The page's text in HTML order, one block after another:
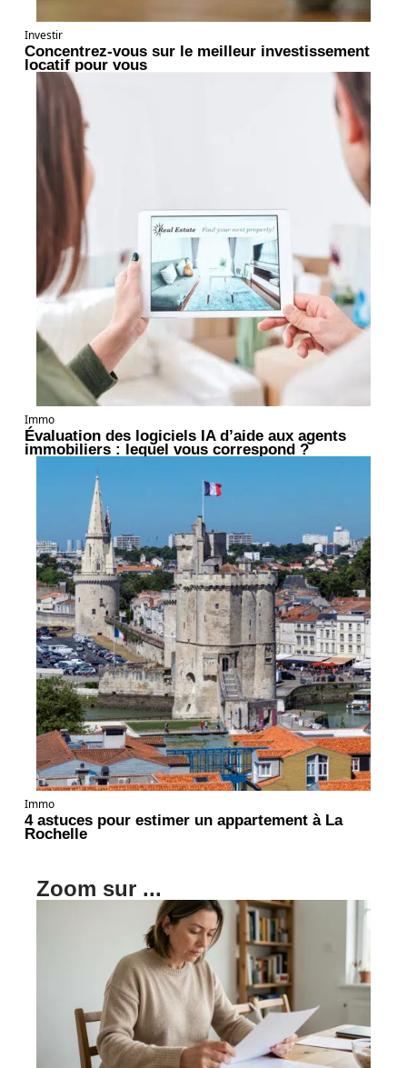
Investir
Concentrez-vous sur le meilleur investissement
locatif pour vous
Immo
Évaluation des logiciels IA d’aide aux agents
immobiliers : lequel vous correspond ?
Immo
4 astuces pour estimer un appartement à La
Rochelle
Zoom sur ...